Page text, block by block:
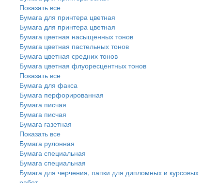
Показать все
Бумага для принтера цветная
Бумага для принтера цветная
Бумага цветная насыщенных тонов
Бумага цветная пастельных тонов
Бумага цветная средних тонов
Бумага цветная флуоресцентных тонов
Показать все
Бумага для факса
Бумага перфорированная
Бумага писчая
Бумага писчая
Бумага газетная
Показать все
Бумага рулонная
Бумага специальная
Бумага специальная
Бумага для черчения, папки для дипломных и курсовых